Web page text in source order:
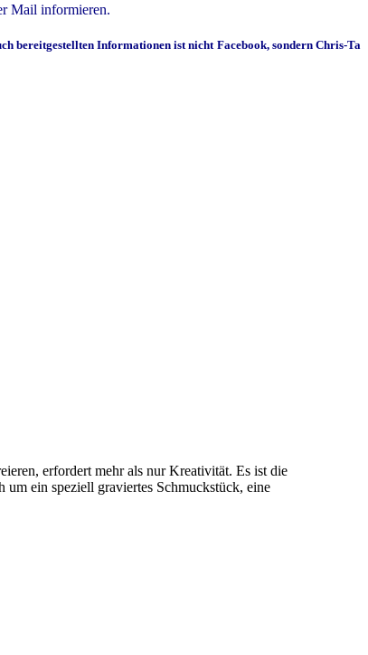
Mail informieren.
bereitgestellten Informationen ist nicht Facebook, sondern Chris-Ta
erfordert mehr als nur Kreativität. Es ist die
ein speziell graviertes Schmuckstück, eine